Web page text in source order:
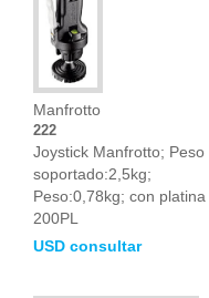
Manfrotto
222
Joystick Manfrotto; Peso
soportado:2,5kg;
Peso:0,78kg; con platina
200PL
USD consultar